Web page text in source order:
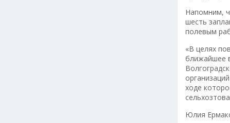
Напомним,
шесть
полевым
«В целях
ближайшее
ходе
Юлия